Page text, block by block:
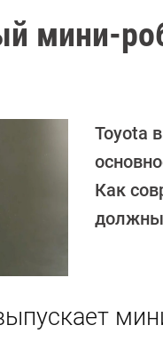
мини-
Toyota
Как
должны